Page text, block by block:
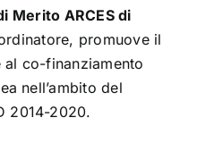
Merito ARCES di
promuove il
al co-finanziamento
nell’ambito del
2014-2020.